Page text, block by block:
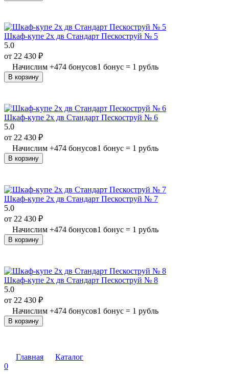
Шкаф-купе 2х дв Стандарт Пескоструй № 5
5.0
от 22 430 ₽
Начислим +474 бонусов1 бонус = 1 рубль
В корзину
Шкаф-купе 2х дв Стандарт Пескоструй № 6
5.0
от 22 430 ₽
Начислим +474 бонусов1 бонус = 1 рубль
В корзину
Шкаф-купе 2х дв Стандарт Пескоструй № 7
5.0
от 22 430 ₽
Начислим +474 бонусов1 бонус = 1 рубль
В корзину
Шкаф-купе 2х дв Стандарт Пескоструй № 8
5.0
от 22 430 ₽
Начислим +474 бонусов1 бонус = 1 рубль
В корзину
Главная
Каталог
0